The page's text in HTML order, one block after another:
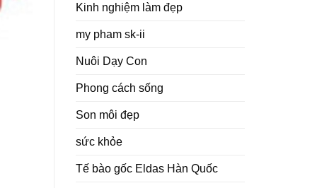
Kinh nghiệm làm đẹp
my pham sk-ii
Nuôi Dạy Con
Phong cách sống
Son môi đẹp
sức khỏe
Tế bào gốc Eldas Hàn Quốc